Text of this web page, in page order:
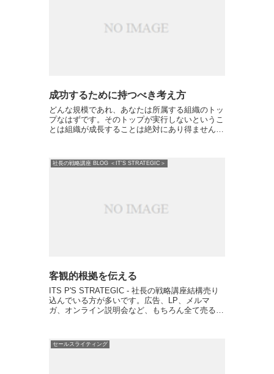
成功するために持つべき考え方
どんな規模であれ、あなたは所属する組織のトッ
プなはずです。そのトップが実行しないというこ
とは組織が成長することは絶対にあり得ません。
新事業を始める時など...
社長の戦略講座 BLOG ＜IT'S STRATEGIC＞
客観的根拠を伝える
ITS P'S STRATEGIC - 社長の戦略講座結構売り
込んでいる方が多いです。広告、LP、メルマ
ガ、オンライン説明会など、もちろん全て売るた
理学...
セールスライティング